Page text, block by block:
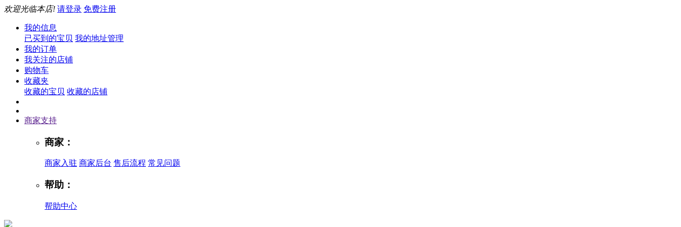
欢迎光临本店! 请登录 免费注册
我的信息
已买到的宝贝 我的地址管理
我的订单
我关注的店铺
购物车
收藏夹
收藏的宝贝 收藏的店铺
商家支持
商家：
商家入驻 商家后台 售后流程 常见问题
帮助：
帮助中心